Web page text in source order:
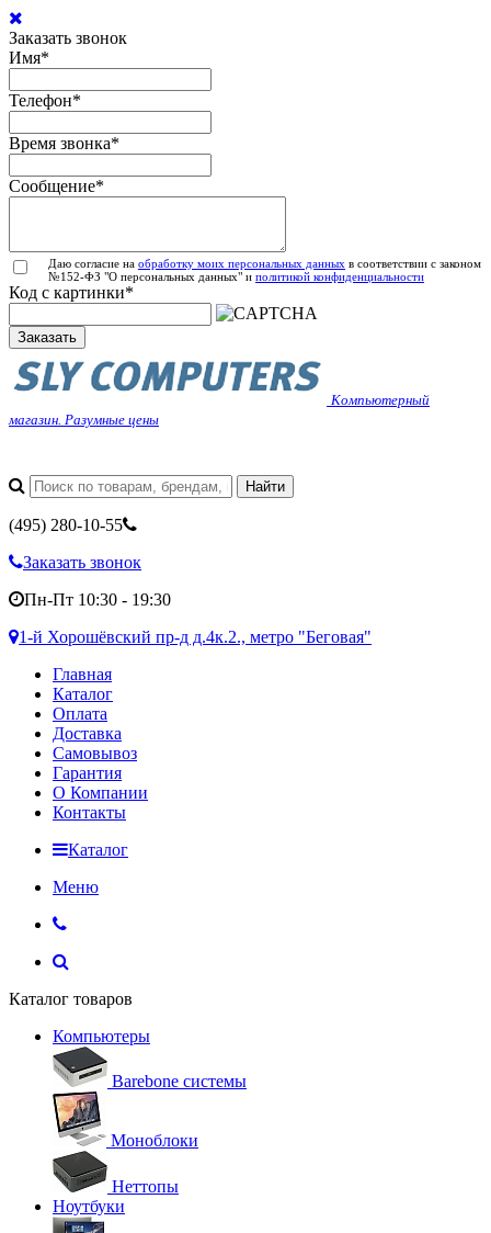
Заказать звонок
Имя*
Телефон*
Время звонка*
Сообщение*
Даю согласие на обработку моих персональных данных в соответствии с законом
№152-ФЗ "О персональных данных" и политикой конфиденциальности
Код с картинки*
Заказать
Компьютерный
магазин. Разумные цены
(495) 280-10-55
Заказать звонок
Пн-Пт 10:30 - 19:30
1-й Хорошёвский пр-д д.4к.2., метро "Беговая"
Главная
Каталог
Оплата
Доставка
Самовывоз
Гарантия
О Компании
Контакты
Каталог
Меню
Каталог товаров
Компьютеры
Barebone системы
Моноблоки
Неттопы
Ноутбуки